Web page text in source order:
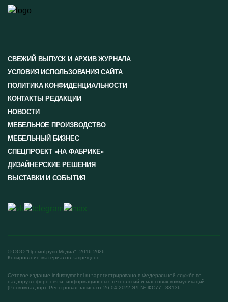
© ООО "ПромоГрупп Медиа", 2016-2026
Копирование материалов запрещено.
СВЕЖИЙ ВЫПУСК И АРХИВ ЖУРНАЛА
УСЛОВИЯ ИСПОЛЬЗОВАНИЯ САЙТА
ПОЛИТИКА КОНФИДЕНЦИАЛЬНОСТИ
КОНТАКТЫ РЕДАКЦИИ
НОВОСТИ
МЕБЕЛЬНОЕ ПРОИЗВОДСТВО
МЕБЕЛЬНЫЙ БИЗНЕС
СПЕЦПРОЕКТ «НА ФАБРИКЕ»
ДИЗАЙНЕРСКИЕ РЕШЕНИЯ
ВЫСТАВКИ И СОБЫТИЯ
Сетевое издание industrymebel.ru зарегистрировано в Федеральной службе по
надзору в сфере связи, информационных технологий и массовых коммуникаций
(Роскомнадзор). Реестровая запись от 26.04.2022 ЭЛ № ФС77 - 83136.